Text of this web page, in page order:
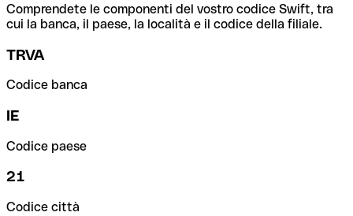
Comprendete le componenti del vostro codice Swift, tra
cui la banca, il paese, la località e il codice della filiale.
TRVA
Codice banca
IE
Codice paese
21
Codice città